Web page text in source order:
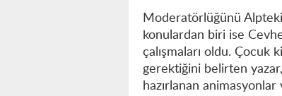
Moderatörlüğünü
konulardan biri ise
çalışmaları oldu. Çocuk
gerektiğini belirten
hazırlanan